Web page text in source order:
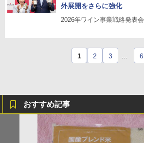
外展開をさらに強化
2026年ワイン事業戦略発表会
1 2 3 6
おすすめ記事